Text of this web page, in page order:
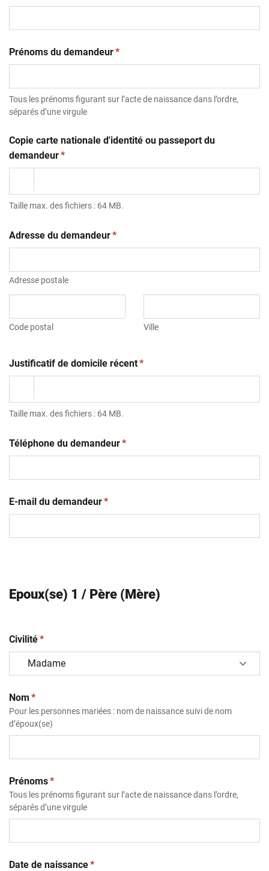
Prénoms du demandeur(obligatoire)
*
Tous les prénoms figurant sur l’acte de naissance dans l’ordre,
séparés d’une virgule
Copie carte nationale d'identité ou passeport du
demandeur(obligatoire)
*
Taille max. des fichiers : 64 MB.
Adresse du demandeur(obligatoire)
*
Adresse postale
Code postal Ville
Justificatif de domicile récent(obligatoire)
*
Taille max. des fichiers : 64 MB.
Téléphone du demandeur(obligatoire)
*
E-mail du demandeur(obligatoire)
*
Epoux(se) 1 / Père (Mère)
Civilité(obligatoire)
*
Nom (obligatoire)
*
Pour les personnes mariées : nom de naissance suivi de nom
d’époux(se)
Prénoms(obligatoire)
*
Tous les prénoms figurant sur l’acte de naissance dans l’ordre,
séparés d’une virgule
Date de naissance(obligatoire)
*